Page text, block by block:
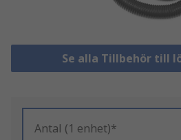
Se alla Tillbehör till
Antal (1 enhet)*